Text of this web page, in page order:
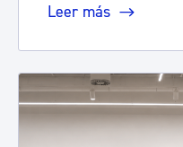
Leer más